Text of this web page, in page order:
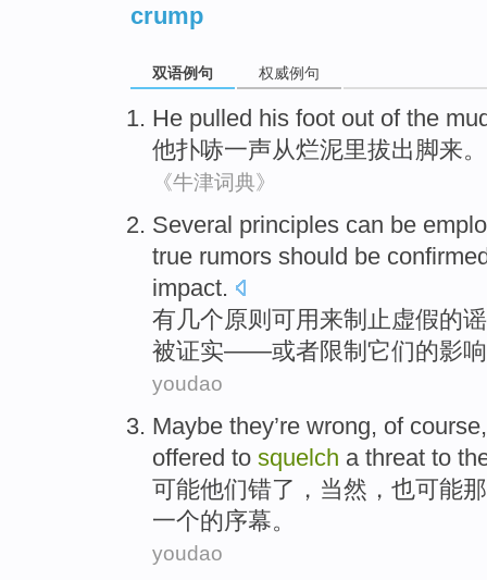
crump
双语例句 权威例句
He pulled his foot out of the
他扑哧一声从烂泥里拔出脚来。
《牛津词典》
Several principles can be
true rumors should be
impact.
有几个原则 可用 来制止虚假的
被证实——或者限制 它们的影
youdao
Maybe they’re wrong, of course
offered to squelch a threat to
可能他们错了， 当然 ， 也可能那
一个的序幕。
youdao